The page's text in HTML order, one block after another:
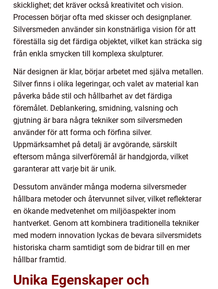
skicklighet; det kräver också kreativitet och vision.
Processen börjar ofta med skisser och designplaner.
Silversmeden använder sin konstnärliga vision för att
föreställa sig det färdiga objektet, vilket kan sträcka sig
från enkla smycken till komplexa skulpturer.
När designen är klar, börjar arbetet med själva metallen.
Silver finns i olika legeringar, och valet av material kan
påverka både stil och hållbarhet av det färdiga
föremålet. Deblankering, smidning, valsning och
gjutning är bara några tekniker som silversmeden
använder för att forma och förfina silver.
Uppmärksamhet på detalj är avgörande, särskilt
eftersom många silverföremål är handgjorda, vilket
garanterar att varje bit är unik.
Dessutom använder många moderna silversmeder
hållbara metoder och återvunnet silver, vilket reflekterar
en ökande medvetenhet om miljöaspekter inom
hantverket. Genom att kombinera traditionella tekniker
med modern innovation lyckas de bevara silversmidets
historiska charm samtidigt som de bidrar till en mer
hållbar framtid.
Unika Egenskaper och